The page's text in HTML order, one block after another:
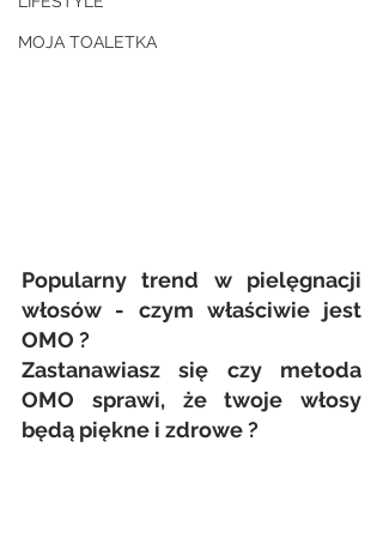
MOJA TOALETKA
Popularny trend w pielęgnacji
włosów - czym właściwie jest
OMO ?
Zastanawiasz się czy metoda
OMO sprawi, że twoje włosy
będą piękne i zdrowe ?